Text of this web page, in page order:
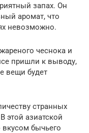
запах. Он
аромат, что
невозможно.
чеснока и
пришли к выводу,
вещи будет
странных
этой азиатской
бычьего